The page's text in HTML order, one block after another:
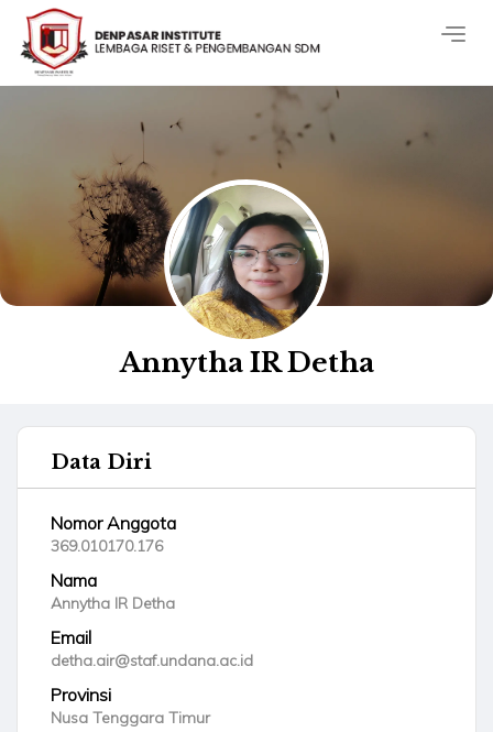
Annytha IR Detha
Data Diri
Nomor Anggota
369.010170.176
Nama
Annytha IR Detha
Email
detha.air@staf.undana.ac.id
Provinsi
Nusa Tenggara Timur